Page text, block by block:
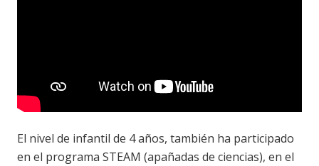
El nivel de infantil de 4 años, también ha participado
en el programa STEAM (apañadas de ciencias), en el